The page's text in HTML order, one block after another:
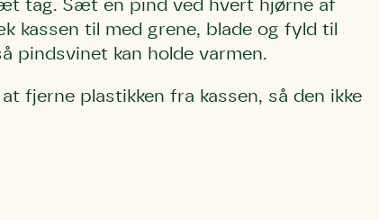
tag. Sæt en pind ved hvert hjørne af
kassen til med grene, blade og fyld til
pindsvinet kan holde varmen.
fjerne plastikken fra kassen, så den ikke
samt fremtidige underskriftindsamlinger
og andre støttemuligheder. Jeg kan til
enhver tid tilbagekalde dette samtykke
og andre støttemuligheder.
kan til enhver tid tilbagekalde dette samtykke ved
at kontakte persondata@dn.dk
Skriv under nu
underskriftindsamlinger og andre
Jeg kan til enhver tid
dette samtykke ved at kontakte